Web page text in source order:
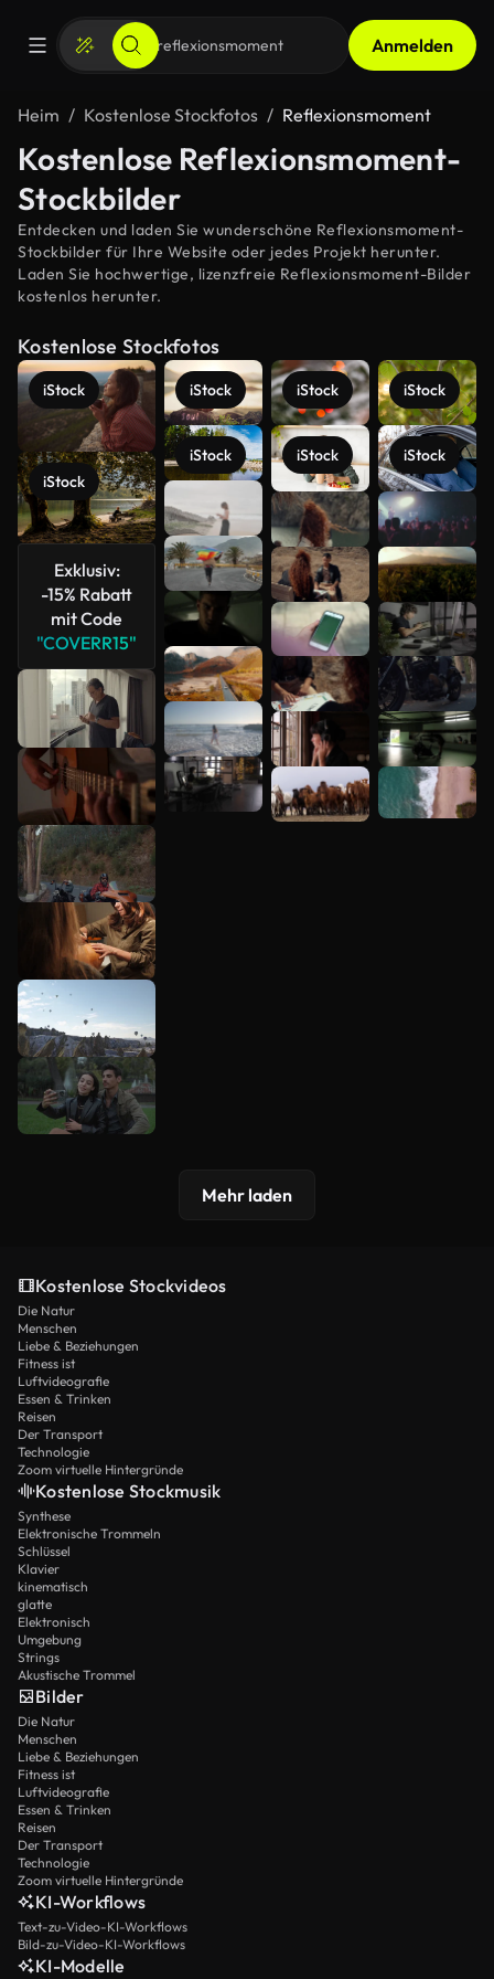
Anmelden
Heim Kostenlose Stockfotos Reflexionsmoment
Kostenlose Reflexionsmoment-
Stockbilder
Entdecken und laden Sie wunderschöne Reflexionsmoment-
Stockbilder für Ihre Website oder jedes Projekt herunter.
Laden Sie hochwertige, lizenzfreie Reflexionsmoment-Bilder
kostenlos herunter.
Kostenlose Stockfotos
iStock
iStock
Exklusiv:
-15% Rabatt
mit Code
"COVERR15"
iStock
iStock
iStock
iStock
iStock
iStock
Mehr
anzeigen
Mehr laden
Kostenlose Stockvideos
Die Natur
Menschen
Liebe & Beziehungen
Fitness ist
Luftvideografie
Essen & Trinken
Reisen
Der Transport
Technologie
Zoom virtuelle Hintergründe
Kostenlose Stockmusik
Synthese
Elektronische Trommeln
Schlüssel
Klavier
kinematisch
glatte
Elektronisch
Umgebung
Strings
Akustische Trommel
Bilder
Die Natur
Menschen
Liebe & Beziehungen
Fitness ist
Luftvideografie
Essen & Trinken
Reisen
Der Transport
Technologie
Zoom virtuelle Hintergründe
KI-Workflows
Text-zu-Video-KI-Workflows
Bild-zu-Video-KI-Workflows
KI-Modelle